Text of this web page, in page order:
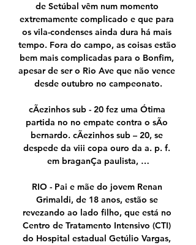
de Setúbal vêm num momento
extremamente complicado e que para
os vila-condenses ainda dura há mais
tempo. Fora do campo, as coisas estão
bem mais complicadas para o Bonfim,
apesar de ser o Rio Ave que não vence
desde outubro no campeonato.
cÃezinhos sub - 20 fez uma Ótima
partida no no empate contra o sÃo
bernardo. cÃezinhos sub – 20, se
despede da viii copa ouro da a. p. f.
em braganÇa paulista, …
RIO - Pai e mãe do jovem Renan
Grimaldi, de 18 anos, estão se
revezando ao lado filho, que está no
Centro de Tratamento Intensivo (CTI)
do Hospital estadual Getúlio Vargas,